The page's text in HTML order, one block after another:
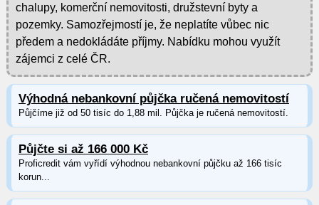
chalupy, komerční nemovitosti, družstevní byty a
pozemky. Samozřejmostí je, že neplatíte vůbec nic
předem a nedokládáte příjmy. Nabídku mohou využít
zájemci z celé ČR.
Výhodná nebankovní půjčka ručená nemovitostí
Půjčíme již od 50 tisíc do 1,88 mil. Půjčka je ručená nemovitostí.
Půjčte si až 166 000 Kč
Proficredit vám vyřídí výhodnou nebankovní půjčku až 166 tisíc
korun...